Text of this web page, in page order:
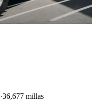
36,677 millas